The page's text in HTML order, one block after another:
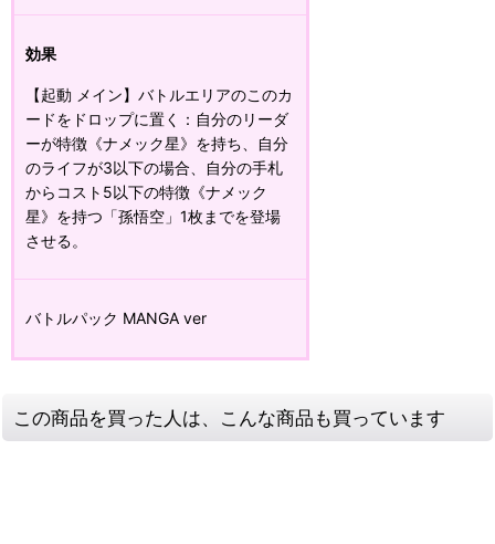
効果
【起動 メイン】バトルエリアのこのカ
ードをドロップに置く：自分のリーダ
ーが特徴《ナメック星》を持ち、自分
のライフが3以下の場合、自分の手札
からコスト5以下の特徴《ナメック
星》を持つ「孫悟空」1枚までを登場
させる。
バトルパック MANGA ver
この商品を買った人は、こんな商品も買っています